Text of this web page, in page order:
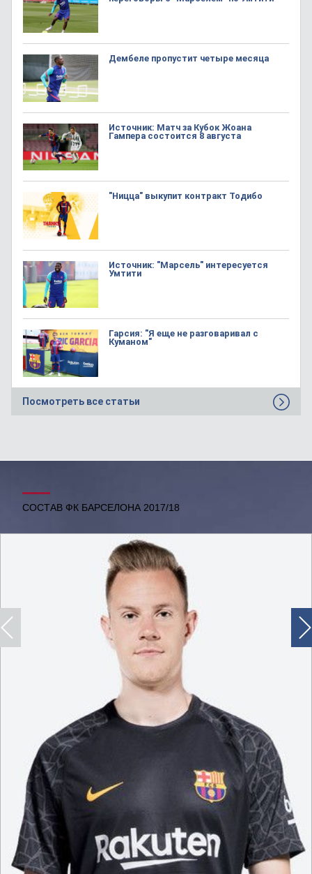
Дембеле пропустит четыре месяца
Источник: Матч за Кубок Жоана
Гампера состоится 8 августа
"Ницца" выкупит контракт Тодибо
Источник: "Марсель" интересуется
Умтити
Гарсия: "Я еще не разговаривал с
Куманом"
Посмотреть все статьи
СОСТАВ ФК БАРСЕЛОНА 2017/18